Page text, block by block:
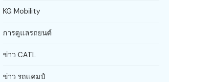
KG Mobility
การดูแลรถยนต์
ข่าว CATL
ข่าว รถแคมป์